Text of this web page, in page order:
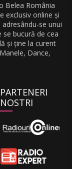
Belea România
exclusiv online și
se unui
se bucură de cea
și ține la curent
Dance,
PARTENERI
NOSTRI